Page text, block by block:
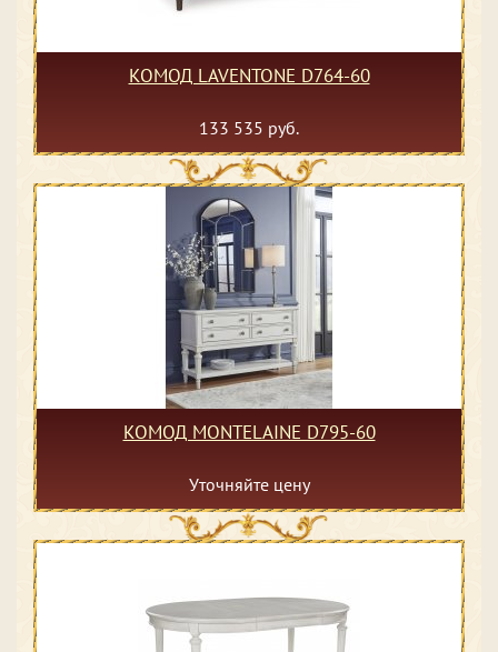
КОМОД LAVENTONE D764-60
133 535 руб.
КОМОД MONTELAINE D795-60
Уточняйте цену